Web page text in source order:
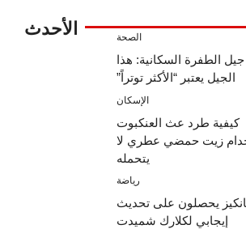
الأحدث الصحة
الطفرة السكانية: هذا
الجيل يعتبر “الأكثر توتراً”
الإسكان
كيفية طرد عث العنكبوت
زيت حمضي عطري لا
يتحمله
رياضة
يحصلون على تحديث
إيجابي لكلارك شميدت